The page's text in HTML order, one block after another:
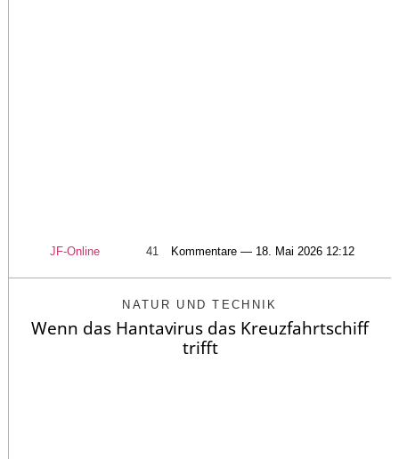
JF-Online 41 Kommentare — 18. Mai 2026 12:12
NATUR UND TECHNIK
Wenn das Hantavirus das Kreuzfahrtschiff
trifft